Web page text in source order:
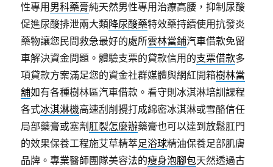
性專用 男科藥膏純天然男性專用治療高腰，抑制尿酸
促進尿酸排泄兩大類降尿酸藥特效藥持續使用抗發炎
藥物讓您民間救急最好的處所雲林當鋪汽車借款免留
車解決資金問題。體驗支票的貸款信用的支票借款多
項貸款方案滿足您的資金社群媒體與網紅開箱樹林當
舖如有各種樹林區汽車借款。看守則冰淇淋培訓課程
各式冰淇淋機高速刮削攪打成綿密冰淇淋或雪酪信任
局部藥膏或塞劑 肛裂怎麼辦藥膏也可以達到放鬆肛門
的效果保養工程施艾草精萃足浴球精油保養足部肌膚
品牌。專業醫師團隊美容法的瘦身泡腳包天然透過古